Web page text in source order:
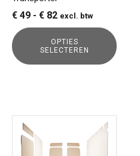
€ 49 - € 82Prijsklasse:
€ 49
tot
excl. btw
OPTIES
SELECTEREN
op
de
productpagina
product